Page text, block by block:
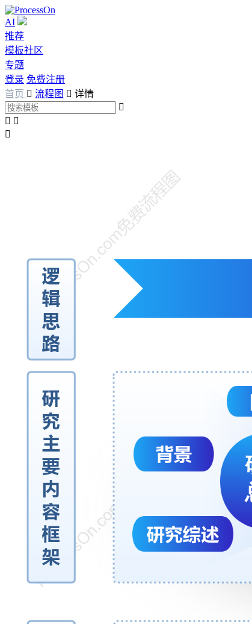
AI
推荐
模板社区
专题
登录 免费注册
首页  流程图  详情

 
